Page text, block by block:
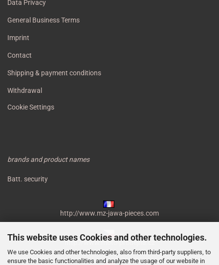
This website uses Cookies and other technologies.
We use Cookies and other technologies, also from third-party suppliers, to
ensure the basic functionalities and analyze the usage of our website in
Data Privacy
General Business Terms
Imprint
Contact
Shipping & payment conditions
Withdrawal
Cookie Settings
brands and product names
Batt. security
http://www.mz-jawa-pieces.com
http://www.moto-prodejna.cz